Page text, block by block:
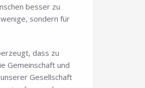
besser zu
sondern für
dass zu
Gemeinschaft und
Gesellschaft